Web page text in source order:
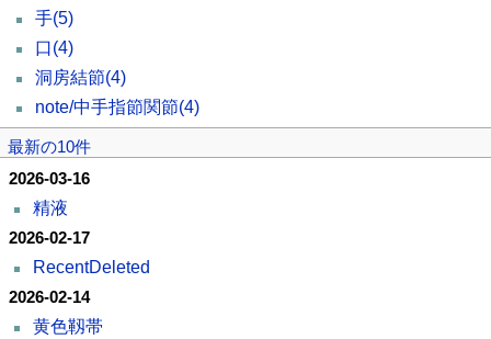
手(5)
口(4)
洞房結節(4)
note/中手指節関節(4)
最新の10件
2026-03-16
精液
2026-02-17
RecentDeleted
2026-02-14
黄色靱帯